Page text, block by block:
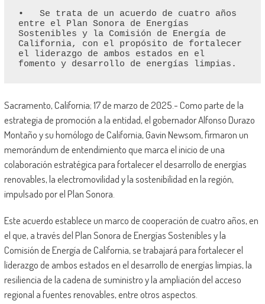
•   Se trata de un acuerdo de cuatro años
entre el Plan Sonora de Energías
Sostenibles y la Comisión de Energía de
California, con el propósito de fortalecer
el liderazgo de ambos estados en el
fomento y desarrollo de energías limpias.
Sacramento, California; 17 de marzo de 2025.- Como parte de la
estrategia de promoción a la entidad, el gobernador Alfonso Durazo
Montaño y su homólogo de California, Gavin Newsom, firmaron un
memorándum de entendimiento que marca el inicio de una
colaboración estratégica para fortalecer el desarrollo de energías
renovables, la electromovilidad y la sostenibilidad en la región,
impulsado por el Plan Sonora.
Este acuerdo establece un marco de cooperación de cuatro años, en
el que, a través del Plan Sonora de Energías Sostenibles y la
Comisión de Energía de California, se trabajará para fortalecer el
liderazgo de ambos estados en el desarrollo de energías limpias, la
resiliencia de la cadena de suministro y la ampliación del acceso
regional a fuentes renovables, entre otros aspectos.